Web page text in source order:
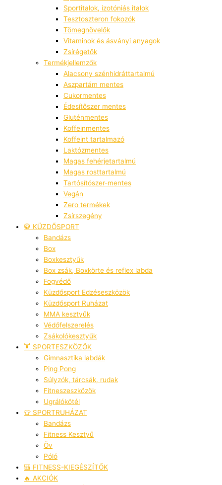
Sportitalok, izotóniás italok
Tesztoszteron fokozók
Tömegnövelők
Vitaminok és ásványi anyagok
Zsírégetők
Termékjellemzők
Alacsony szénhidráttartalmú
Aszpartám mentes
Cukormentes
Édesítőszer mentes
Gluténmentes
Koffeinmentes
Koffeint tartalmazó
Laktózmentes
Magas fehérjetartalmú
Magas rosttartalmú
Tartósítószer-mentes
Vegán
Zero termékek
Zsírszegény
🥋 KÜZDŐSPORT
Bandázs
Box
Boxkesztyűk
Box zsák, Boxkörte és reflex labda
Fogvédő
Küzdősport Edzéseszközök
Küzdősport Ruházat
MMA kesztyűk
Védőfelszerelés
Zsákolókesztyűk
🏋️ SPORTESZKÖZÖK
Gimnasztika labdák
Ping Pong
Súlyzók, tárcsák, rudak
Fitneszeszközök
Ugrálókötél
👕 SPORTRUHÁZAT
Bandázs
Fitness Kesztyű
Öv
Póló
🎒 FITNESS-KIEGÉSZÍTŐK
🔥 AKCIÓK